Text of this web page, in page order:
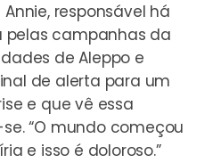
responsável há
campanhas da
de Aleppo e
de alerta para um
e que vê essa
“O mundo começou
e isso é doloroso.”